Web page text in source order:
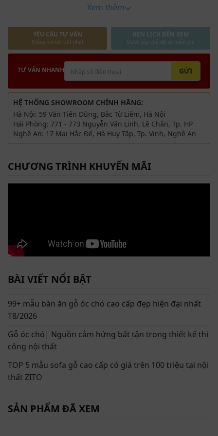
Phối cảnh 3D không gian khách bếp trong dự án thiết kế nội thất
Xem thêm
YÊU CẦU TƯ VẤN
Thông tin chi tiết nhất
HẸN LỊCH ĐẾN XEM
Được sắp chỗ để xe miễn phí
TƯ VẤN NHANH GỬI
HỆ THỐNG SHOWROOM CHÍNH HÃNG:
Hà Nội: 59 Văn Tiến Dũng, Bắc Từ Liêm, Hà Nội
Hải Phòng: 771 - 773 Nguyễn Văn Linh, Lê Chân, Tp. HP
Nghệ An: 17 Mai Hắc Đế, Hà Huy Tập, Tp. Vinh, Nghệ An
CHƯƠNG TRÌNH KHUYẾN MÃI
BÀI VIẾT NỔI BẬT
99+ mẫu bàn ăn gỗ óc chó cao cấp đẹp hiện đại nhất
T8/2026
Gỗ óc chó| Nguồn cảm hứng bất tận trong thiết kế thi
công nội thất
TOP 5 mẫu sofa gỗ cao cấp có giá trên 100 triệu tại nội
thất ZITO
SẢN PHẨM ĐÃ XEM